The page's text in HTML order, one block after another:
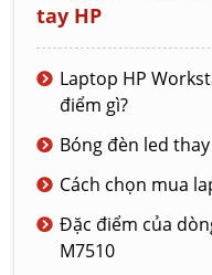
tay HP
Laptop HP
điểm gì?
Bóng đèn led
Cách chọn mua
Đặc điểm của
M7510